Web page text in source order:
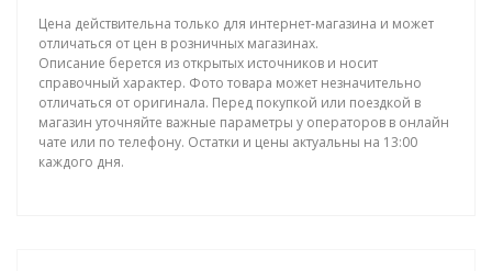
Цена действительна только для интернет-магазина и может
отличаться от цен в розничных магазинах.
Описание берется из открытых источников и носит
справочный характер. Фото товара может незначительно
отличаться от оригинала. Перед покупкой или поездкой в
магазин уточняйте важные параметры у операторов в онлайн
чате или по телефону. Остатки и цены актуальны на 13:00
каждого дня.